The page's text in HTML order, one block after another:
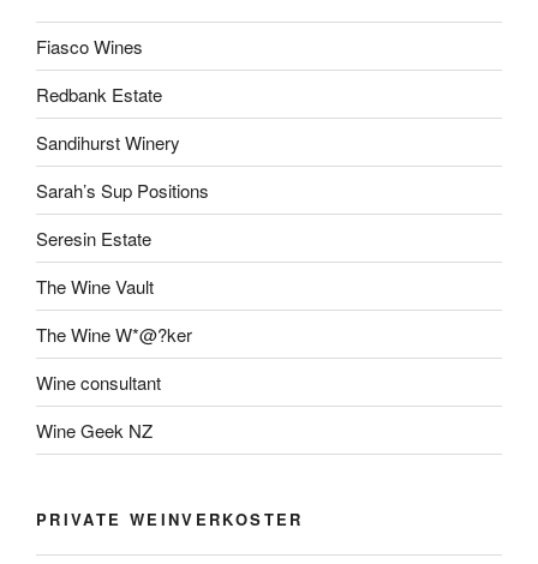
Fiasco Wines
Redbank Estate
Sandihurst Winery
Sarah’s Sup Positions
Seresin Estate
The Wine Vault
The Wine W*@?ker
Wine consultant
Wine Geek NZ
PRIVATE WEINVERKOSTER